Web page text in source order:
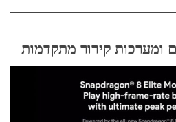
ומערכות קירור מתקדמות